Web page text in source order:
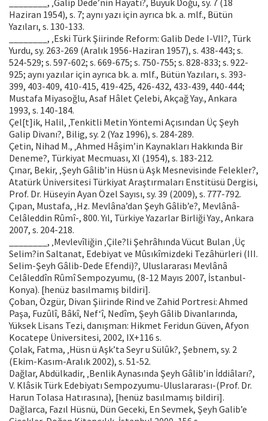
________, ‚Galip Dede’nin Hayatı?, Büyük Doğu, sy. 7 (18
Haziran 1954), s. 7; aynı yazı için ayrıca bk. a. mlf., Bütün
Yazıları, s. 130-133.
________, ‚Eski Türk Şiirinde Reform: Galib Dede I-VII?, Türk
Yurdu, sy. 263-269 (Aralık 1956-Haziran 1957), s. 438-443; s.
524-529; s. 597-602; s. 669-675; s. 750-755; s. 828-833; s. 922-
925; aynı yazılar için ayrıca bk. a. mlf., Bütün Yazıları, s. 393-
399, 403-409, 410-415, 419-425, 426-432, 433-439, 440-444;
Mustafa Miyasoğlu, Asaf Hâlet Çelebi, Akçağ Yay., Ankara
1993, s. 140-184.
Çel[t]ik, Halil, ‚Tenkitli Metin Yöntemi Açısından Üç Şeyh
Galip Divanı?, Bilig, sy. 2 (Yaz 1996), s. 284-289.
Çetin, Nihad M., ‚Ahmed Hâşim’in Kaynakları Hakkında Bir
Deneme?, Türkiyat Mecmuası, XI (1954), s. 183-212.
Çınar, Bekir, ‚Şeyh Gâlib’in Hüsn ü Aşk Mesnevisinde Felekler?,
Atatürk Üniversitesi Türkiyat Araştırmaları Enstitüsü Dergisi,
Prof. Dr. Hüseyin Ayan Özel Sayısı, sy. 39 (2009), s. 777-792.
Çıpan, Mustafa, ‚Hz. Mevlâna’dan Şeyh Gâlib’e?, Mevlânâ-
Celâleddin Rûmî-, 800. Yıl, Türkiye Yazarlar Birliği Yay., Ankara
2007, s. 204-218.
________, ‚Mevlevîliğin ‚Çile?li Şehrâhında Vücut Bulan ‚Üç
Selim?in Saltanat, Edebiyat ve Mûsıkîmizdeki Tezâhürleri (III.
Selim-Şeyh Gâlib-Dede Efendi)?, Uluslararası Mevlânâ
Celâleddîn Rûmî Sempozyumu, (8-12 Mayıs 2007, İstanbul-
Konya). [henüz basılmamış bildiri].
Çoban, Özgür, Divan Şiirinde Rind ve Zahid Portresi: Ahmed
Paşa, Fuzûlî, Bâkî, Nef‘î, Nedîm, Şeyh Gâlib Divanlarında,
Yüksek Lisans Tezi, danışman: Hikmet Feridun Güven, Afyon
Kocatepe Üniversitesi, 2002, IX+116 s.
Çolak, Fatma, ‚Hüsn ü Aşk’ta Seyr u Sülûk?, Şebnem, sy. 2
(Ekim-Kasım-Aralık 2002), s. 51-52.
Dağlar, Abdülkadir, ‚Benlik Aynasında Şeyh Gâlib’in İddiâları?,
V. Klâsik Türk Edebiyatı Sempozyumu-Uluslararası-(Prof. Dr.
Harun Tolasa Hatırasına), [henüz basılmamış bildiri].
Dağlarca, Fazıl Hüsnü, Dün Geceki, En Sevmek, Şeyh Galib’e